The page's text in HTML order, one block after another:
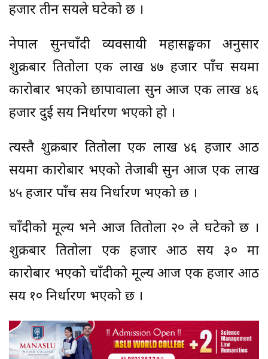
हजार तीन सयले घटेको छ ।
नेपाल सुनचाँदी व्यवसायी महासङ्घका अनुसार
शुक्रबार प्रतितोला एक लाख ४७ हजार पाँच सयमा
कारोबार भएको छापावाला सुन आज एक लाख ४६
हजार दुई सय निर्धारण भएको हो ।
त्यस्तै शुक्रबार प्रतितोला एक लाख ४६ हजार आठ
सयमा कारोबार भएको तेजाबी सुन आज एक लाख
४५ हजार पाँच सय निर्धारण भएको छ ।
चाँदीको मूल्य भने आज प्रतितोला २० ले घटेको छ ।
शुक्रबार प्रतितोला एक हजार आठ सय ३० मा
कारोबार भएको चाँदीको मूल्य आज एक हजार आठ
सय १० निर्धारण भएको छ ।